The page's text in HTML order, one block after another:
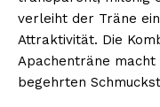
verleiht der Träne
Attraktivität. Die
Apachenträne macht
begehrten